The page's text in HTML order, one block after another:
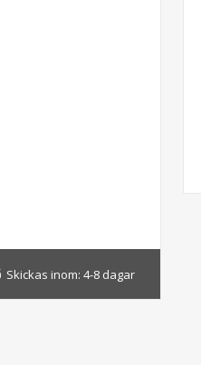
Skickas inom: 4-8 dagar